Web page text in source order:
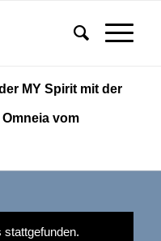
MY Spirit mit der
vom
stattgefunden.